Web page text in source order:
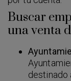
Buscar
una venta
destinado